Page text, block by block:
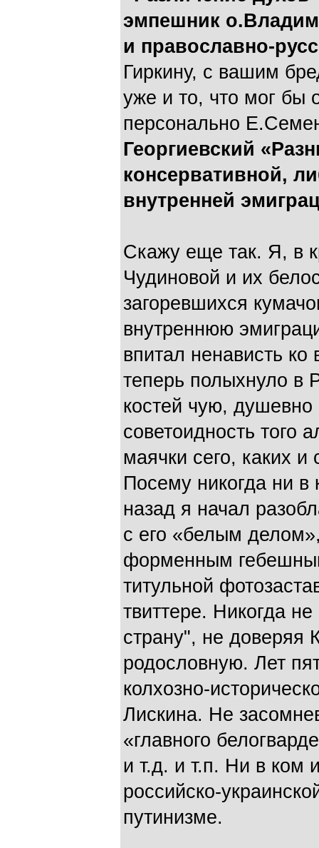
эмпешник
и православно-
Гиркину, с вашим
уже и то, что мог бы
персонально
Георгиевский
консервативной,
внутренней
Скажу еще так. Я, в
Чудиновой и их
загоревшихся
внутреннюю
впитал ненависть ко
теперь полыхнуло в
костей чую, душевно
советоидность того
маячки сего, каких
Посему никогда ни
назад я начал
с его «белым
форменным
титульной
твиттере. Никогда
страну", не доверяя
родословную. Лет
колхозно-
Лискина. Не
«главного
и т.д. и т.п. Ни в ком
российско-
путинизме.